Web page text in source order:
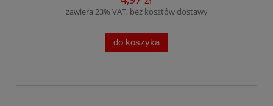
zawiera 23% VAT, bez kosztów dostawy
do koszyka